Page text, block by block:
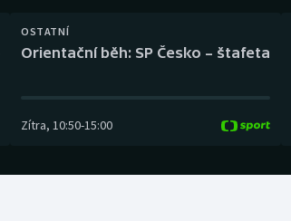
OSTATNÍ
Orientační běh: SP Česko – štafeta
Zítra, 10:50-15:00